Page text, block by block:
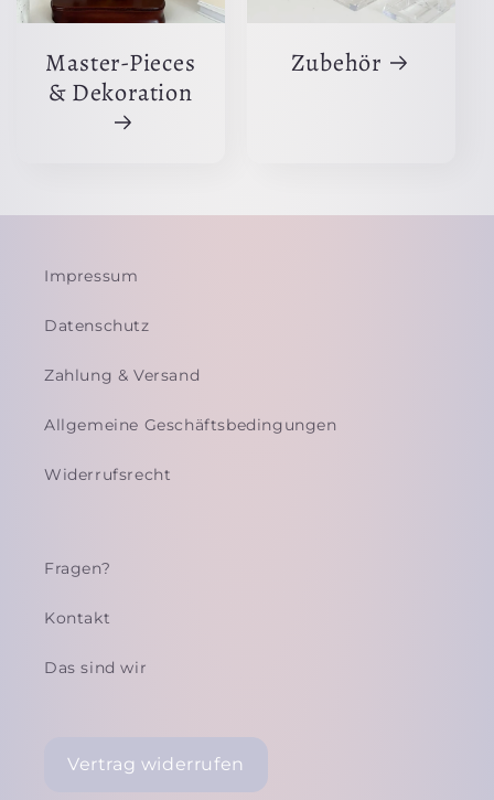
Master-Pieces
& Dekoration
Zubehör
Impressum
Datenschutz
Zahlung & Versand
Allgemeine Geschäftsbedingungen
Widerrufsrecht
Fragen?
Kontakt
Das sind wir
Vertrag widerrufen